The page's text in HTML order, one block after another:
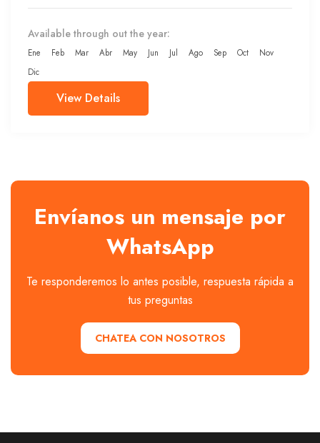
Available through out the year:
Ene Feb Mar Abr May Jun Jul Ago Sep Oct
Nov
Dic
View Details
Envíanos un mensaje por
WhatsApp
Te responderemos lo antes posible, respuesta rápida a
tus preguntas
CHATEA CON NOSOTROS